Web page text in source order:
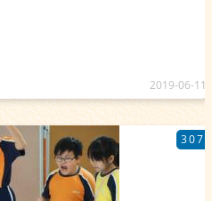
2019-06-11
307